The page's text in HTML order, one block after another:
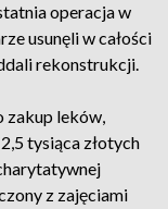
operacja w
usunęli w całości
rekonstrukcji.
zakup leków,
tysiąca złotych
z zajęciami